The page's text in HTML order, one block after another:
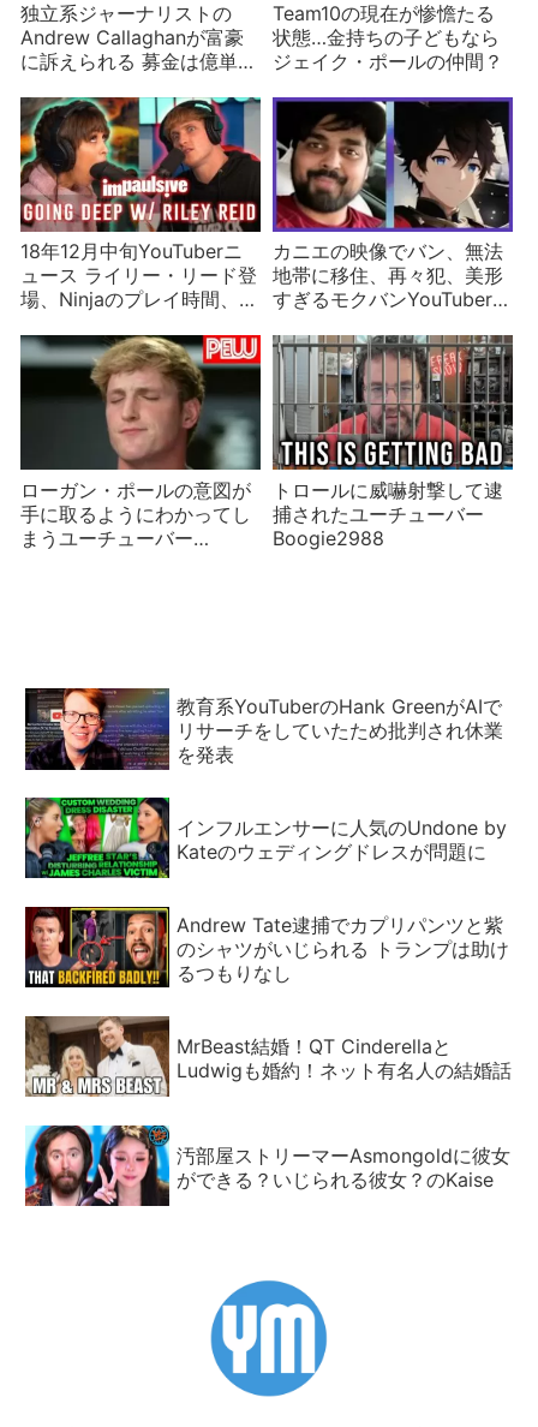
独立系ジャーナリストの
Andrew Callaghanが富豪
に訴えられる 募金は億単位
Team10の現在が惨憺たる
状態…金持ちの子どもなら
ジェイク・ポールの仲間？
18年12月中旬YouTuberニ
ュース ライリー・リード登
場、Ninjaのプレイ時間、ヴ
ト
カニエの映像でバン、無法
地帯に移住、再々犯、美形
すぎるモクバンYouTuberな
YouTuberニュース
ローガン・ポールの意図が
手に取るようにわかってし
まうユーチューバー
トロールに威嚇射撃して逮
捕されたユーチューバー
Boogie2988
教育系YouTuberのHank GreenがAIで
リサーチをしていたため批判され休業
を発表
インフルエンサーに人気のUndone by
Kateのウェディングドレスが問題に
Andrew Tate逮捕でカプリパンツと紫
のシャツがいじられる トランプは助け
るつもりなし
MrBeast結婚！QT Cinderellaと
Ludwigも婚約！ネット有名人の結婚話
汚部屋ストリーマーAsmongoldに彼女
ができる？いじられる彼女？のKaise